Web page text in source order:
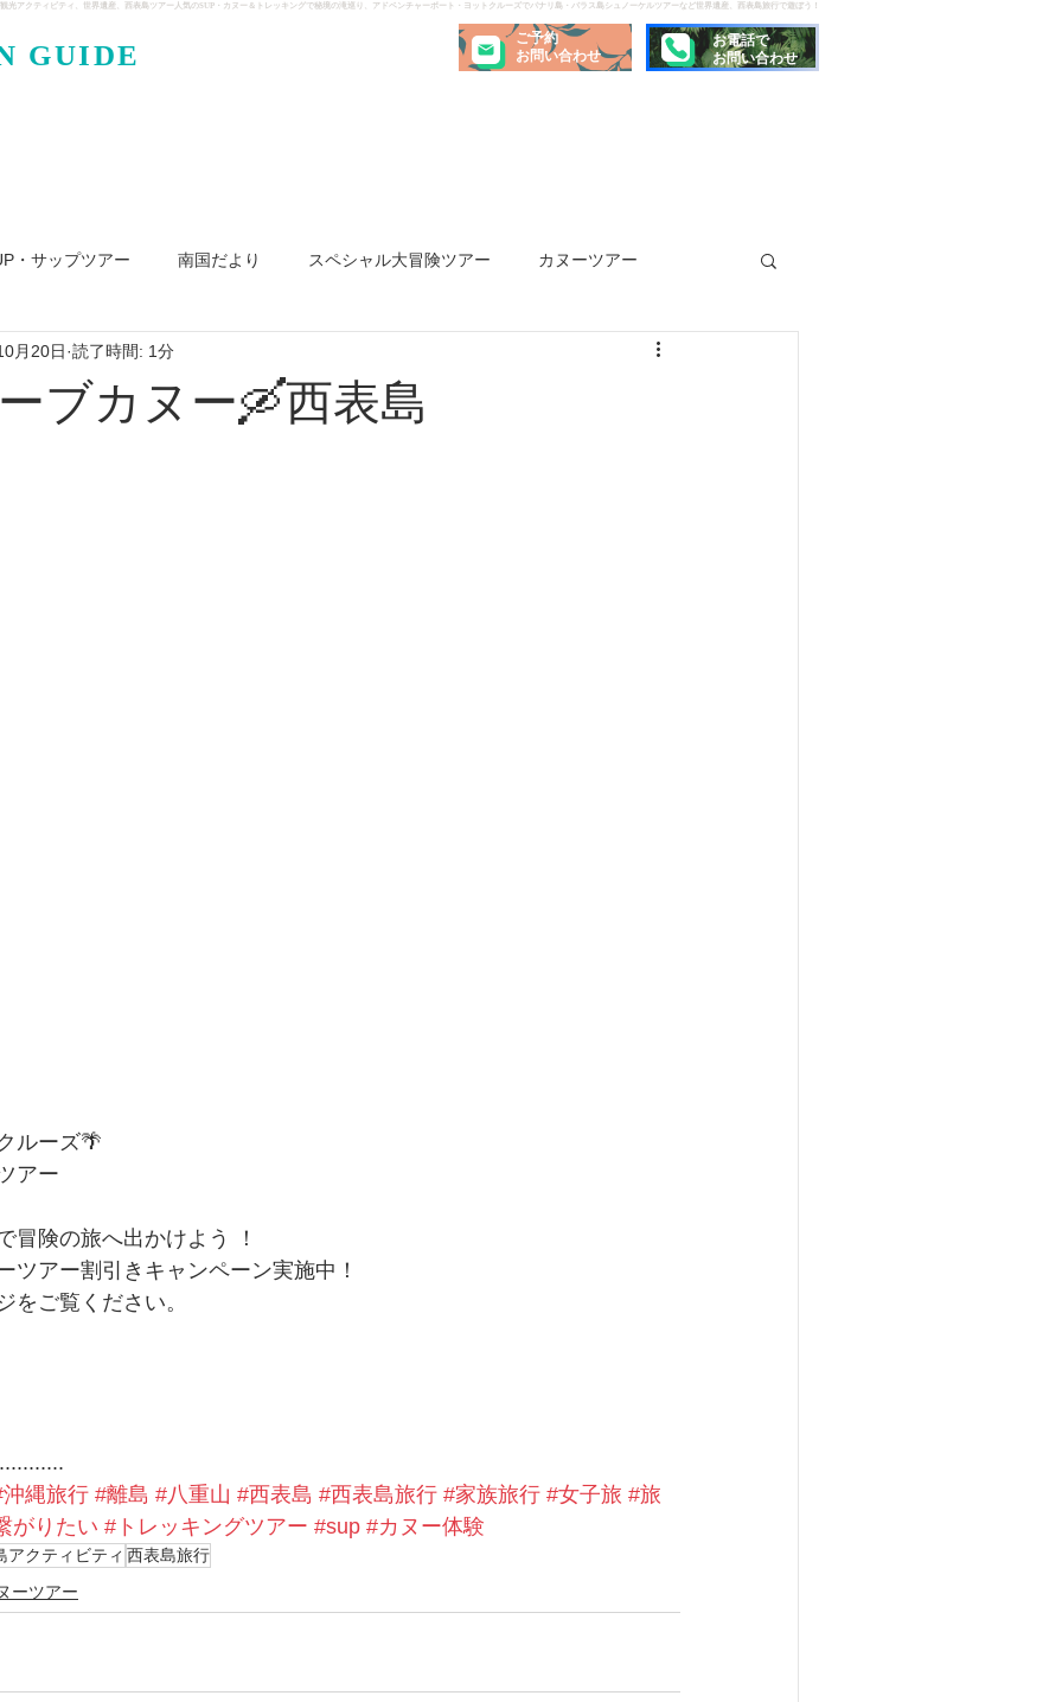
アクティビティ、世界遺産、西表島ツアー人気のSUP・カヌー＆トレッキングで秘境の滝巡り、アドベンチャーボート・ヨットクルーズでパナリ島・バラス島シュノーケルツアーなど世界遺産、西表島旅行で遊ぼう！
GUIDE
ご予約
お問い合わせ
お電話で
お問い合わせ
・サップツアー 南国だより スペシャル大冒険ツアー カヌーツアー
島 ヨット 釣り
ブカヌー🛶西表島
月20日 読了時間: 1分
ルーズ🌴
アー
冒険の旅へ出かけよう ！
ツアー割引きキャンペーン実施中！
をご覧ください。
縄旅行 #離島 #八重山 #西表島 #西表島旅行 #家族旅行 #女子旅 #旅
がりたい #トレッキングツアー #sup #カヌー体験
アクティビティ 西表島旅行
ーツアー